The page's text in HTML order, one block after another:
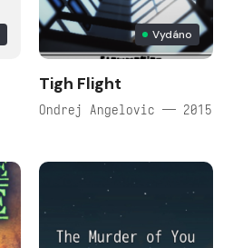
Vydáno
Tigh Flight
Ondrej Angelovic — 2015